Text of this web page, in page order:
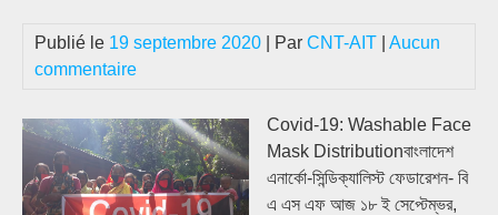
Publié le 19 septembre 2020 | Par CNT-AIT
Aucun
commentaire
Covid-19: Washable Face
Mask Distributionবাংলাদেশ
এনার্কো-সিন্ডিক্যালিস্ট ফেডারেশন- বি
এ এস এফ আজ ১৮ ই সেপ্টেম্ভর,